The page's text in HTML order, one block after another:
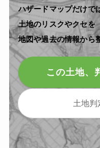
ハザードマップだけで
土地のリスクやクセを
地図や過去の情報から
この土地、
土地判